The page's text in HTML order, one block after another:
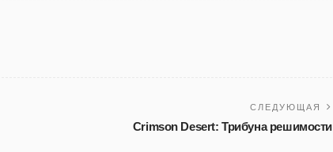
СЛЕДУЮЩАЯ
Crimson Desert: Трибуна решимости